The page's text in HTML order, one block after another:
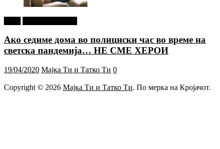
Ако седиме дома во полициски час во време на
светска пандемија… НЕ СМЕ ХЕРОИ
19/04/2020 Мајка Ти и Татко Ти 0
Copyright © 2026 Мајка Ти и Татко Ти. По мерка на Кројачот.